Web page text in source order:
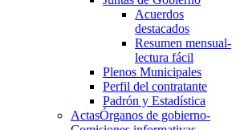
Acuerdos
destacados
Resumen mensual-
lectura fácil
Plenos Municipales
Perfil del contratante
Padrón y Estadística
ActasÓrganos de gobierno-